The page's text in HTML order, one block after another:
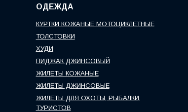
ОДЕЖДА
КУРТКИ КОЖАНЫЕ МОТОЦИКЛЕТНЫЕ
ТОЛСТОВКИ
ХУДИ
ПИДЖАК ДЖИНСОВЫЙ
ЖИЛЕТЫ КОЖАНЫЕ
ЖИЛЕТЫ ДЖИНСОВЫЕ
ЖИЛЕТЫ ДЛЯ ОХОТЫ, РЫБАЛКИ,
ТУРИСТОВ